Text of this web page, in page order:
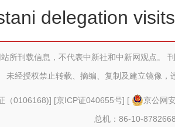
恰：考试当天恰逢生日
delegation
所刊载信息，不代表中新社和中新网观点。
未经授权禁止转载、摘编、复制及建立镜像，
（0106168)] [京ICP证040655号] [
京公网
总机：86-10-